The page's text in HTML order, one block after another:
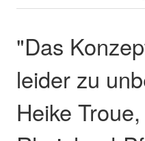
"Das
leider zu
Heike